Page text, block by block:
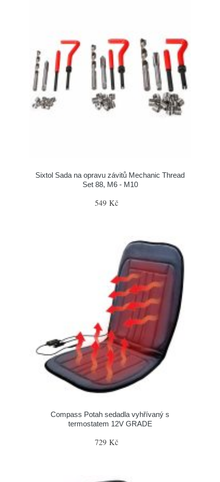
Sixtol Sada na opravu závitů Mechanic Thread
Set 88, M6 - M10
549 Kč
Compass Potah sedadla vyhřívaný s
termostatem 12V GRADE
729 Kč